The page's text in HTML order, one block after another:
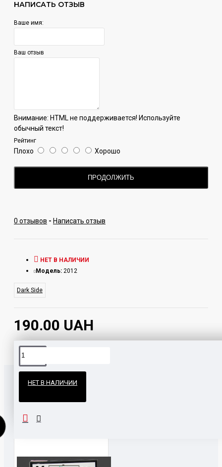
НАПИСАТЬ ОТЗЫВ
Ваше имя:
Ваш отзыв
Внимание: HTML не поддерживается! Используйте
обычный текст!
Рейтинг
Плохо Хорошо
ПРОДОЛЖИТЬ
0 отзывов - Написать отзыв
190.00 UAH
НЕТ В НАЛИЧИИ
Модель: 2012
Dark Side
НЕТ В НАЛИЧИИ